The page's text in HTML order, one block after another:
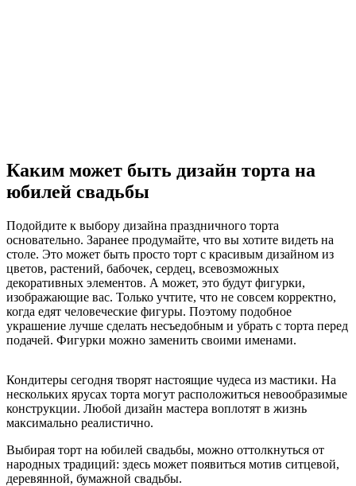
Каким может быть дизайн торта на
юбилей свадьбы
Подойдите к выбору дизайна праздничного торта
основательно. Заранее продумайте, что вы хотите видеть на
столе. Это может быть просто торт с красивым дизайном из
цветов, растений, бабочек, сердец, всевозможных
декоративных элементов. А может, это будут фигурки,
изображающие вас. Только учтите, что не совсем корректно,
когда едят человеческие фигуры. Поэтому подобное
украшение лучше сделать несъедобным и убрать с торта перед
подачей. Фигурки можно заменить своими именами.
Кондитеры сегодня творят настоящие чудеса из мастики. На
нескольких ярусах торта могут расположиться невообразимые
конструкции. Любой дизайн мастера воплотят в жизнь
максимально реалистично.
Выбирая торт на юбилей свадьбы, можно оттолкнуться от
народных традиций: здесь может появиться мотив ситцевой,
деревянной, бумажной свадьбы.